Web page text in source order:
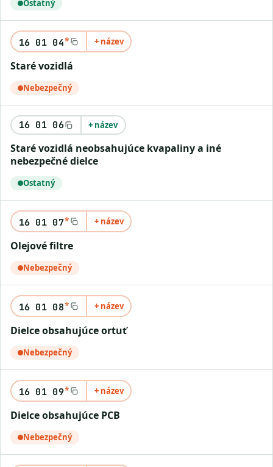
Ostatný
16 01 04* + název
staré vozidlá
Nebezpečný
16 01 06 + název
staré vozidlá neobsahujúce kvapaliny a iné
nebezpečné dielce
Ostatný
16 01 07* + název
olejové filtre
Nebezpečný
16 01 08* + název
dielce obsahujúce ortuť
Nebezpečný
16 01 09* + název
dielce obsahujúce PCB
Nebezpečný